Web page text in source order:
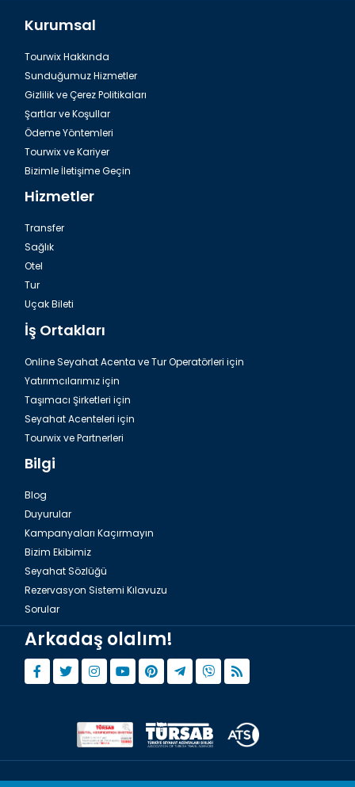
Kurumsal
Tourwix Hakkında
Sunduğumuz Hizmetler
Gizlilik ve Çerez Politikaları
Şartlar ve Koşullar
Ödeme Yöntemleri
Tourwix ve Kariyer
Bizimle İletişime Geçin
Hizmetler
Transfer
Sağlık
Otel
Tur
Uçak Bileti
İş Ortakları
Online Seyahat Acenta ve Tur Operatörleri için
Yatırımcılarımız için
Taşımacı Şirketleri için
Seyahat Acenteleri için
Tourwix ve Partnerleri
Bilgi
Blog
Duyurular
Kampanyaları Kaçırmayın
Bizim Ekibimiz
Seyahat Sözlüğü
Rezervasyon Sistemi Kılavuzu
Sorular
Arkadaş olalım!